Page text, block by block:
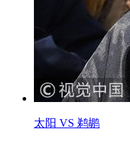
太阳 VS 鹈鹕